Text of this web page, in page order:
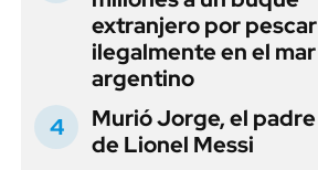
extranjero por pescar
ilegalmente en el mar
argentino
Murió Jorge, el padre
de Lionel Messi